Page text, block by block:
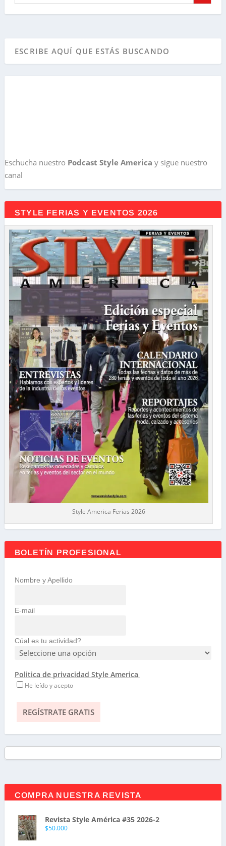
Eschucha nuestro Podcast Style America y sigue nuestro
canal
STYLE FERIAS Y EVENTOS 2026
Style America Ferias 2026
BOLETÍN PROFESIONAL
Nombre y Apellido
E-mail
Cúal es tu actividad?
Politica de privacidad Style America.
He leído y acepto
COMPRA NUESTRA REVISTA
Revista Style América #35 2026-2
$50.000